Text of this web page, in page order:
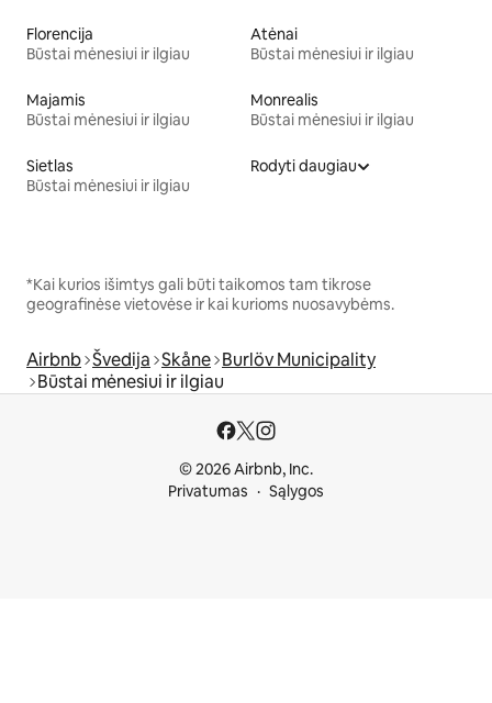
Florencija
Būstai mėnesiui ir ilgiau
Atėnai
Būstai mėnesiui ir ilgiau
Majamis
Būstai mėnesiui ir ilgiau
Monrealis
Būstai mėnesiui ir ilgiau
Sietlas
Būstai mėnesiui ir ilgiau
Rodyti daugiau
*Kai kurios išimtys gali būti taikomos tam tikrose
geografinėse vietovėse ir kai kurioms nuosavybėms.
Airbnb Švedija Skåne Burlöv Municipality
Būstai mėnesiui ir ilgiau
© 2026 Airbnb, Inc.
Privatumas
Sąlygos